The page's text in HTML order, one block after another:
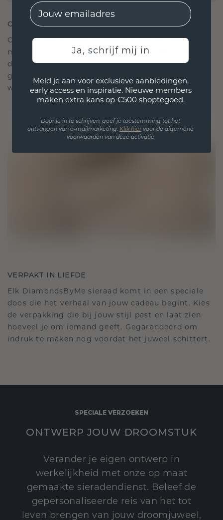
ONTWORPEN VOOR VERBINDING
Onze ontwerpfilosofie is gericht op verbinding,
met elk stuk ontworpen om de tand des tijds te
doorstaan. Het wordt jouw symbool van liefde en
gekoesterde momenten, bedoeld om voor altijd te
worden gedragen en gekoesterd.
VERPAKT IN LIEFDE
Elk DiamondsByMe sieraad komt in een speciale
doos die het verhaal van jouw cadeau begint. Kies
de verpakking die bij jouw stijl past en laat zien
hoeveel je om iemand geeft. Gegarandeerd om
indruk te maken nog voordat het juweel schittert.
SPECIALE VERZOEKEN
ONTWERP JOUW DROOMSTUK
Verander je eigen ontwerp in
werkelijkheid met onze op maat
gemaakte sieradendienst. Beleef de
gepersonaliseerde reis van het tot
leven brengen van jouw droomjuweel,
EMail
Ja, schrijf mij in
Meld je aan voor exclusieve aanbiedingen,
early access en inspiratie. Nieuwe members
maken extra kans op €500 shoptegoed.
Door je in te schrijven, geef je toestemming tot het
ontvangen van e-mailmarketing. Klik hiervoor de algemene
voorwaarden van deze activatie